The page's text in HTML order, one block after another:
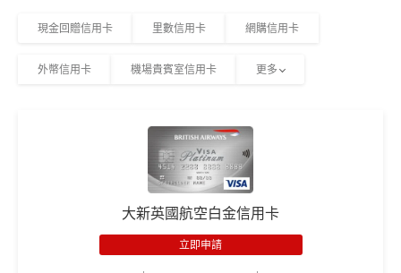
推廣期：即日起至2026年2月28日
生額外HK$300 Apple禮品卡/超市禮券！
大新ONE+ 信用卡迎新優惠：
推廣期：即日起至2026年6月30日
於發卡後首2個月內累積合資格簽賬滿HK$5,000或以
上及作最少5次合資格簽賬交易，可享迎新優惠
現金回贈信用卡 里數信用卡 網購信用卡
外幣信用卡 機場貴賓室信用卡 更多
大新英國航空白金信用卡
立即申請